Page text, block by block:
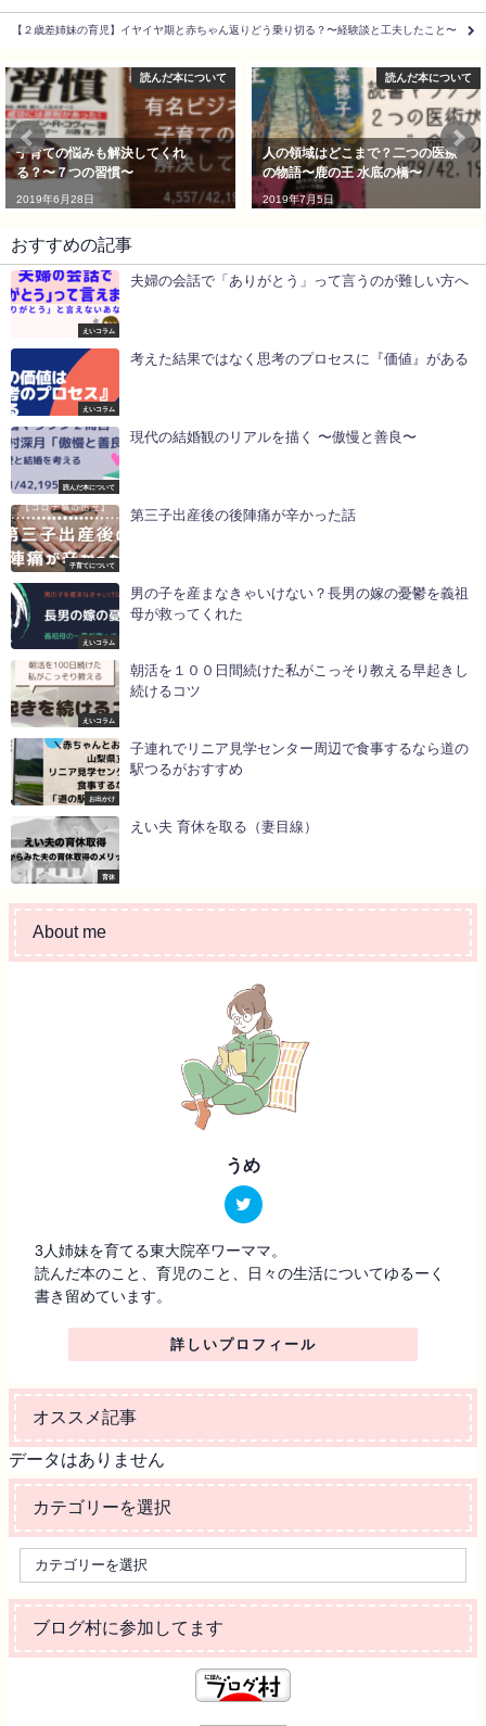
【２歳差姉妹の育児】イヤイヤ期と赤ちゃん返りどう乗り切る？〜経験談と工夫したこと〜
読んだ本について
子育ての悩みも解決してくれ
る？〜７つの習慣〜
2019年6月28日
読んだ本について
人の領域はどこまで？二つの医療
の物語〜鹿の王 水底の橋〜
2019年7月5日
おすすめの記事
えいコラム
夫婦の会話で「ありがとう」って言うのが難しい方へ
えいコラム
考えた結果ではなく思考のプロセスに『価値』がある
読んだ本について
現代の結婚観のリアルを描く 〜傲慢と善良〜
子育てについて
第三子出産後の後陣痛が辛かった話
えいコラム
男の子を産まなきゃいけない？長男の嫁の憂鬱を義祖
母が救ってくれた
えいコラム
朝活を１００日間続けた私がこっそり教える早起きし
続けるコツ
お出かけ
子連れでリニア見学センター周辺で食事するなら道の
駅つるがおすすめ
育休
えい夫 育休を取る（妻目線）
About me
うめ
3人姉妹を育てる東大院卒ワーママ。
読んだ本のこと、育児のこと、日々の生活についてゆるーく
書き留めています。
詳しいプロフィール
オススメ記事
データはありません
カテゴリーを選択
ブログ村に参加してます